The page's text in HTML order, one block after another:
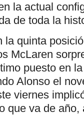
la actual
de toda la
la quinta
McLaren
puesto en
Alonso el
viernes
que va de año,